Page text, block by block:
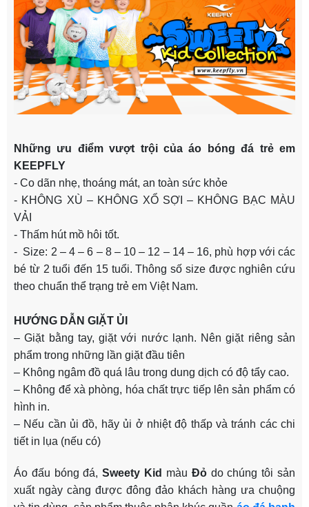
Những ưu điểm vượt trội của áo bóng đá trẻ em
KEEPFLY
- Co dãn nhẹ, thoáng mát, an toàn sức khỏe
- KHÔNG XÙ – KHÔNG XỔ SỢI – KHÔNG BẠC MÀU
VẢI
- Thấm hút mồ hôi tốt.
- Size: 2 – 4 – 6 – 8 – 10 – 12 – 14 – 16, phù hợp với các
bé từ 2 tuổi đến 15 tuổi. Thông số size được nghiên cứu
theo chuẩn thể trạng trẻ em Việt Nam.
HƯỚNG DẪN GIẶT ỦI
– Giặt bằng tay, giặt với nước lạnh. Nên giặt riêng sản
phẩm trong những lần giặt đầu tiên
– Không ngâm đồ quá lâu trong dung dịch có độ tẩy cao.
– Không để xà phòng, hóa chất trực tiếp lên sản phẩm có
hình in.
– Nếu cần ủi đồ, hãy ủi ở nhiệt độ thấp và tránh các chi
tiết in lụa (nếu có)
Áo đấu bóng đá,Sweety Kid màu Đỏ do chúng tôi sản
xuất ngày càng được đông đảo khách hàng ưa chuộng